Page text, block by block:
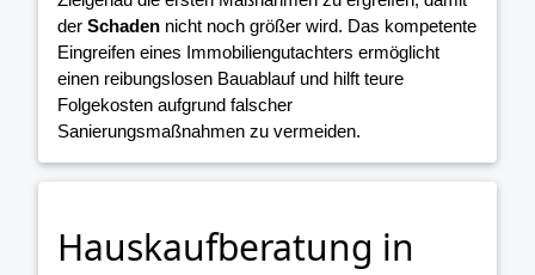
der Schaden nicht noch größer wird. Das kompetente
Eingreifen eines Immobiliengutachters ermöglicht
einen reibungslosen Bauablauf und hilft teure
Folgekosten aufgrund falscher
Sanierungsmaßnahmen zu vermeiden.
Hauskaufberatung in